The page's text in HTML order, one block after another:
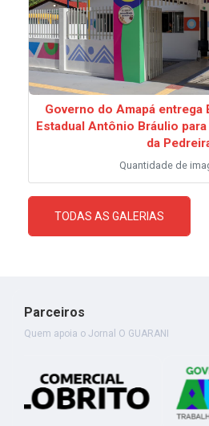
Governo do Amapá entrega
Estadual Antônio Bráulio
da
Quantidade de
TODAS AS GALERIAS
Parceiros
Quem apoia o Jornal O GUARANI